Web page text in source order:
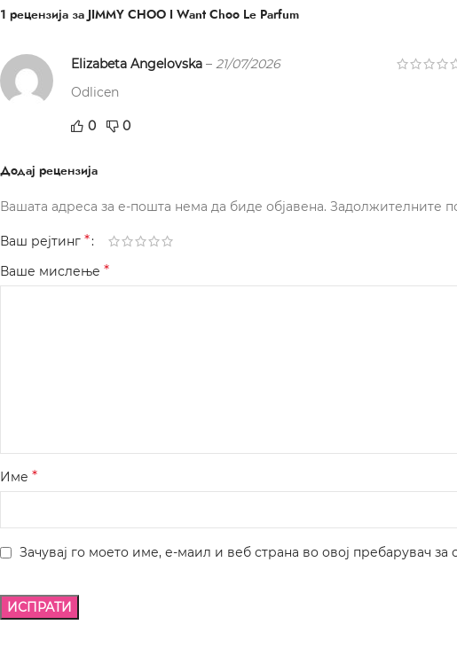
1 рецензија за JIMMY CHOO I Want Choo Le Parfum
Elizabeta Angelovska – 21/07/2026
Odlicen
0 0
Додај рецензија
Вашата адреса за е-пошта нема да биде објавена. Задолжителните
Ваш рејтинг *
Ваше мислење *
Име *
Зачувај го моето име, е-маил и веб страна во овој пребарувач за